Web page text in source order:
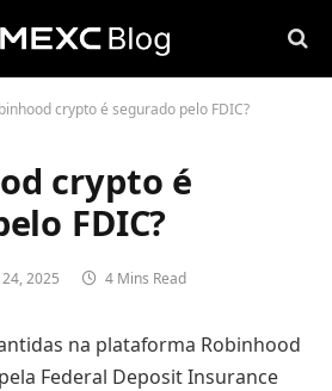
crypto é segurado pelo FDIC?
crypto é
FDIC?
24, 2025 4 Mins Read
na plataforma Robinhood
Federal Deposit Insurance